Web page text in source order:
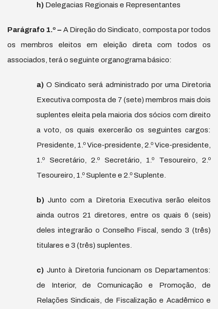
h) Delegacias Regionais e Representantes
Parágrafo 1.º– A Direção do Sindicato, composta por todos
os membros eleitos em eleição direta com todos os
associados, terá o seguinte organograma básico:
a) O Sindicato será administrado por uma Diretoria
Executiva composta de 7 (sete) membros mais dois
suplentes eleita pela maioria dos sócios com direito
a voto, os quais exercerão os seguintes cargos:
Presidente, 1.º Vice-presidente, 2.º Vice-presidente,
1.º Secretário, 2.º Secretário, 1.º Tesoureiro, 2.º
Tesoureiro, 1.º Suplente e 2.º Suplente.
b) Junto com a Diretoria Executiva serão eleitos
ainda outros 21 diretores, entre os quais 6 (seis)
deles integrarão o Conselho Fiscal, sendo 3 (três)
titulares e 3 (três) suplentes.
c) Junto à Diretoria funcionam os Departamentos:
de Interior, de Comunicação e Promoção, de
Relações Sindicais, de Fiscalização e Acadêmico e